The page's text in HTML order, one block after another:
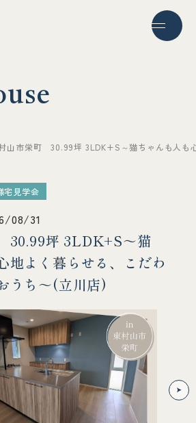
use
山市栄町 30.99坪 3LDK+S～猫ちゃんも人も
宅見学会
08/31
30.99坪 3LDK+S～猫
地よく暮らせる、こだわ
うち～(立川店)